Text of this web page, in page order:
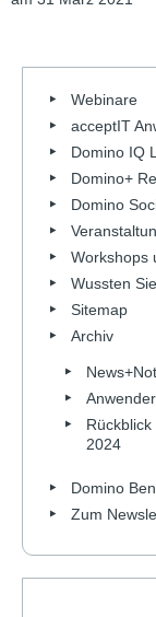
Webinare
acceptIT
Domino IQ
Domino+
Domino
Workshops
Wussten
Sitemap
Archiv
2024
Domino
Zum